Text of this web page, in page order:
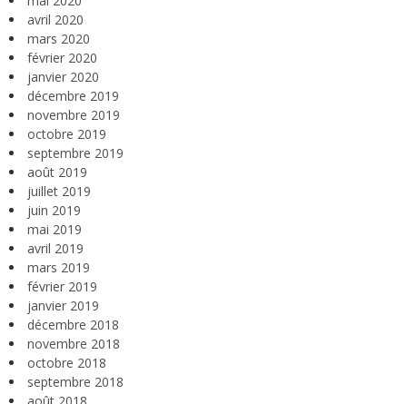
avril 2020
mars 2020
février 2020
janvier 2020
décembre 2019
novembre 2019
octobre 2019
septembre 2019
août 2019
juillet 2019
juin 2019
mai 2019
avril 2019
mars 2019
février 2019
janvier 2019
décembre 2018
novembre 2018
octobre 2018
septembre 2018